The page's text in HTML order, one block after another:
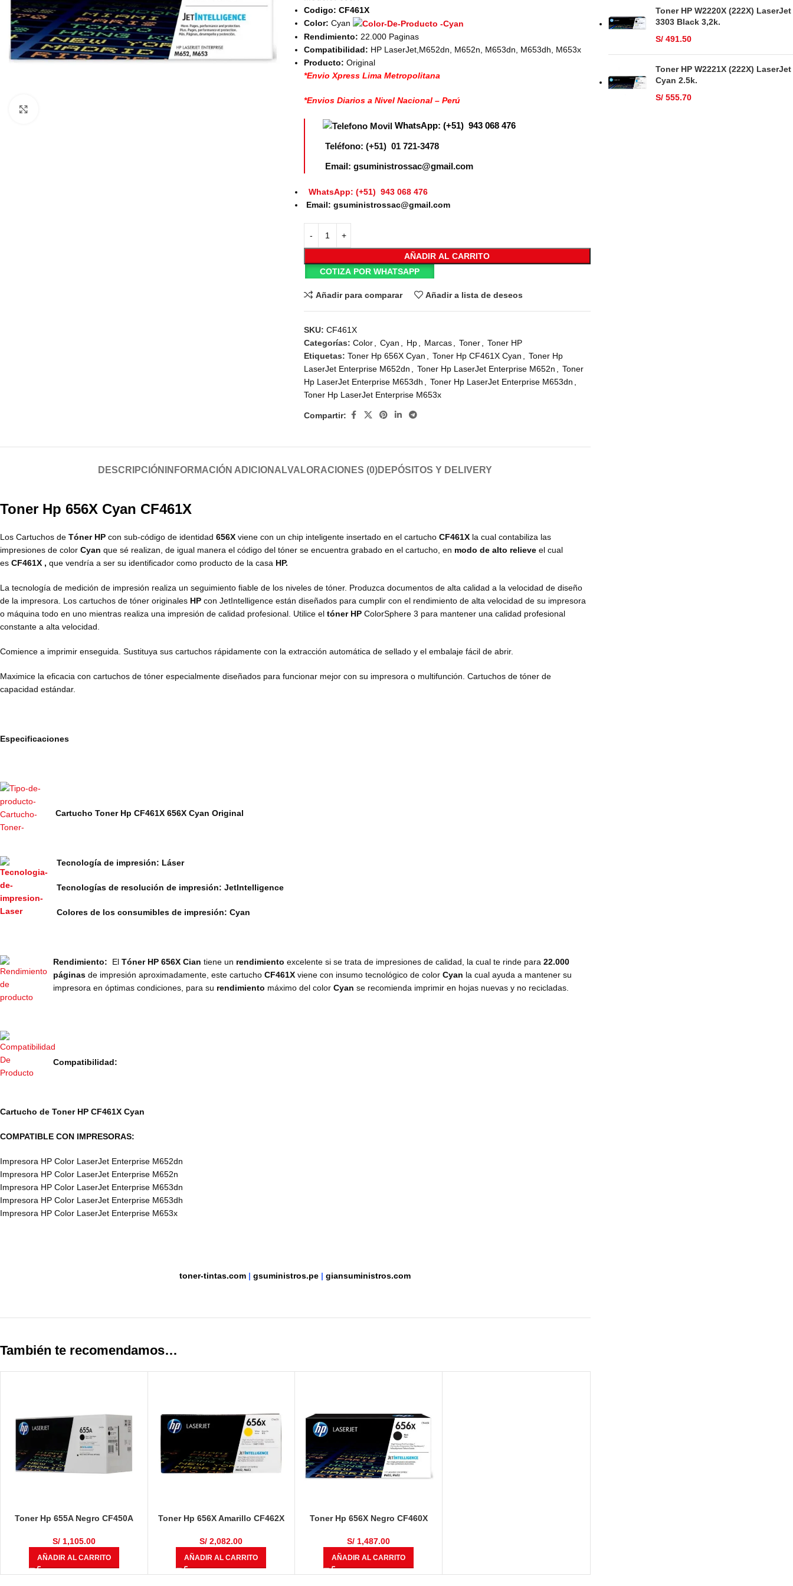
Codigo: CF461X
Color: Cyan
Rendimiento: 22.000 Paginas
Compatibilidad: HP LaserJet,M652dn, M652n, M653dn, M653dh, M653x
Producto: Original
*Envio Xpress Lima Metropolitana
*Envios Diarios a Nivel Nacional – Perú
WhatsApp: (+51) 943 068 476
Teléfono: (+51) 01 721-3478
Email: gsuministrossac@gmail.com
WhatsApp: (+51) 943 068 476
Email: gsuministrossac@gmail.com
AÑADIR AL CARRITO
COTIZA POR WHATSAPP
Añadir para comparar Añadir a lista de deseos
SKU:CF461X
Categorías: Color, Cyan , Hp, Marcas, Toner, Toner HP
Etiquetas: Toner Hp 656X Cyan , Toner Hp CF461X Cyan , Toner Hp
LaserJet Enterprise M652dn , Toner Hp LaserJet Enterprise M652n , Toner
Hp LaserJet Enterprise M653dh , Toner Hp LaserJet Enterprise M653dn ,
Toner Hp LaserJet Enterprise M653x
Compartir:
DESCRIPCIÓN INFORMACIÓN ADICIONALVALORACIONES (0)DEPÓSITOS Y DELIVERY
Toner Hp 656X Cyan CF461X
Los Cartuchos de Tóner HP con sub-código de identidad 656X viene con un chip inteligente insertado en el cartucho CF461X la cual contabiliza las
impresiones de color Cyan que sé realizan, de igual manera el código del tóner se encuentra grabado en el cartucho, en modo de alto relieve el cual
es CF461X , que vendría a ser su identificador como producto de la casa HP.
La tecnología de medición de impresión realiza un seguimiento fiable de los niveles de tóner. Produzca documentos de alta calidad a la velocidad de diseño
de la impresora. Los cartuchos de tóner originales HP con JetIntelligence están diseñados para cumplir con el rendimiento de alta velocidad de su impresora
o máquina todo en uno mientras realiza una impresión de calidad profesional. Utilice el tóner HP ColorSphere 3 para mantener una calidad profesional
constante a alta velocidad.
Comience a imprimir enseguida. Sustituya sus cartuchos rápidamente con la extracción automática de sellado y el embalaje fácil de abrir.
Maximice la eficacia con cartuchos de tóner especialmente diseñados para funcionar mejor con su impresora o multifunción. Cartuchos de tóner de
capacidad estándar.
Especificaciones
Cartucho Toner Hp CF461X 656X Cyan Original
Tecnología de impresión: Láser
Tecnologías de resolución de impresión: JetIntelligence
Colores de los consumibles de impresión: Cyan
Rendimiento: El Tóner HP 656X Cian tiene un rendimiento excelente si se trata de impresiones de calidad, la cual te rinde para 22.000
páginas de impresión aproximadamente, este cartucho CF461X viene con insumo tecnológico de color Cyan la cual ayuda a mantener su
impresora en óptimas condiciones, para su rendimiento máximo del color Cyan se recomienda imprimir en hojas nuevas y no recicladas.
Compatibilidad:
Cartucho de TonerHP CF461X Cyan
COMPATIBLE CON IMPRESORAS:
Impresora HP Color LaserJet Enterprise M652dn
Impresora HP Color LaserJet Enterprise M652n
Impresora HP Color LaserJet Enterprise M653dn
Impresora HP Color LaserJet Enterprise M653dh
Impresora HP Color LaserJet Enterprise M653x
toner-tintas.com | gsuministros.pe | giansuministros.com
También te recomendamos…
Toner Hp 655A Negro CF450A
S/1,105.00
AÑADIR AL CARRITO
Toner Hp 656X Amarillo CF462X
S/ 2,082.00
AÑADIR AL CARRITO
Toner Hp 656X Negro CF460X
S/ 1,487.00
AÑADIR AL CARRITO
Toner HP W2220X (222X) LaserJet
3303 Black 3,2k.
S/491.50
Toner HP W2221X (222X) LaserJet
Cyan 2.5k.
S/555.70